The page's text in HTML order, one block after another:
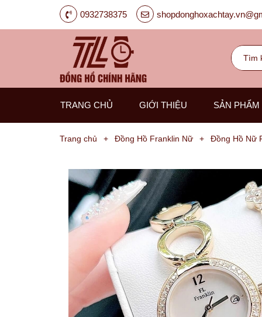
0932738375
TRANG CHỦ GIỚI THIỆU SẢN PHẨM
Nam
Carnival
G-
Kinze
Hanboro
Madocy
Margaret
Michael
Kors
Trang chủ + Đồng Hồ Franklin Nữ + Đồng Hồ Nữ